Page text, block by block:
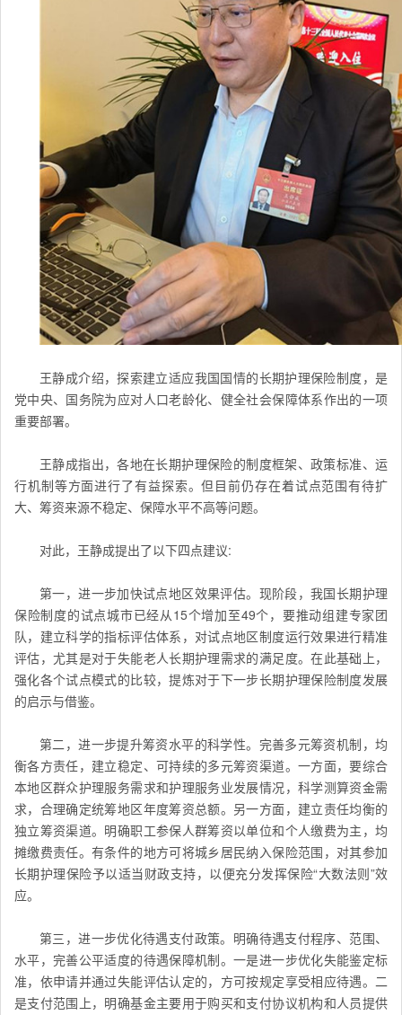
王静成介绍，探索建立适应我国国情的长期护理保险制度，是
党中央、国务院为应对人口老龄化、健全社会保障体系作出的一项
重要部署。
王静成指出，各地在长期护理保险的制度框架、政策标准、运
行机制等方面进行了有益探索。但目前仍存在着试点范围有待扩
大、筹资来源不稳定、保障水平不高等问题。
对此，王静成提出了以下四点建议:
第一，进一步加快试点地区效果评估。现阶段，我国长期护理
保险制度的试点城市已经从15个增加至49个，要推动组建专家团
队，建立科学的指标评估体系，对试点地区制度运行效果进行精准
评估，尤其是对于失能老人长期护理需求的满足度。在此基础上，
强化各个试点模式的比较，提炼对于下一步长期护理保险制度发展
的启示与借鉴。
第二，进一步提升筹资水平的科学性。完善多元筹资机制，均
衡各方责任，建立稳定、可持续的多元筹资渠道。一方面，要综合
本地区群众护理服务需求和护理服务业发展情况，科学测算资金需
求，合理确定统筹地区年度筹资总额。另一方面，建立责任均衡的
独立筹资渠道。明确职工参保人群筹资以单位和个人缴费为主，均
摊缴费责任。有条件的地方可将城乡居民纳入保险范围，对其参加
长期护理保险予以适当财政支持，以便充分发挥保险“大数法则”效
应。
第三，进一步优化待遇支付政策。明确待遇支付程序、范围、
水平，完善公平适度的待遇保障机制。一是进一步优化失能鉴定标
准，依申请并通过失能评估认定的，方可按规定享受相应待遇。二
是支付范围上，明确基金主要用于购买和支付协议机构和人员提供